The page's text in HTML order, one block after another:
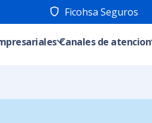
Ficohsa Seguros
Canales de atencion